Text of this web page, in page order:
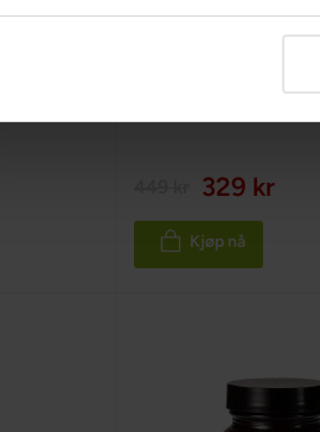
K2
Quercetin-
329 kr
Kjøp nå